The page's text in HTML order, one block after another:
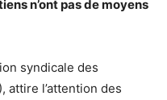
n’ont pas de moyens
syndicale des
attire l’attention des